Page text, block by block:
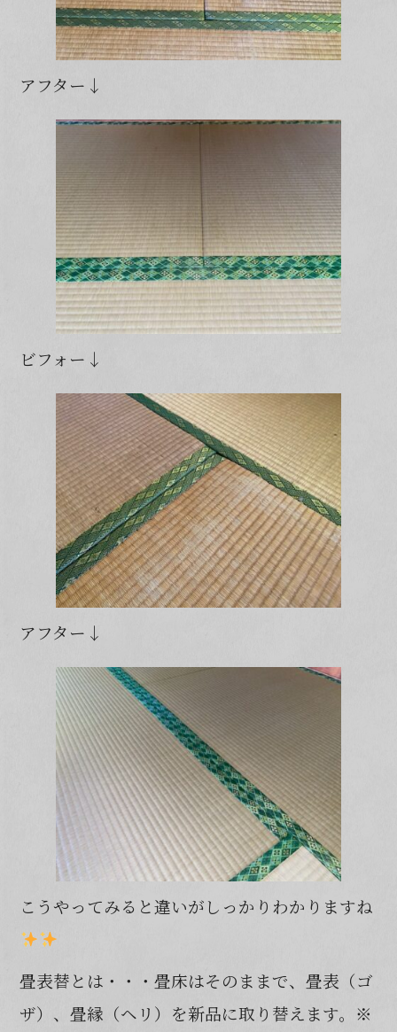
アフター↓
ビフォー↓
アフター↓
こうやってみると違いがしっかりわかりますね
畳表替とは・・・畳床はそのままで、畳表（ゴ
ザ）、畳縁（ヘリ）を新品に取り替えます。※